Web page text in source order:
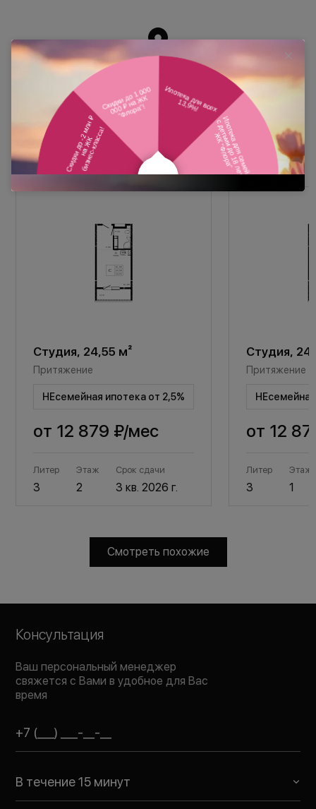
Похожие планировки
Студия, 24,55 м²
Притяжение
НЕсемейная ипотека от 2,5%
от 12 879 ₽/мес
Литер
3
Этаж
2
Срок сдачи
3 кв. 2026 г.
Студия,
Притяжение
от 12
Литер
3
Этаж
1
Смотреть похожие
Консультация
Ваш персональный менеджер
свяжется с Вами в удобное для Вас
время
В течение 15 минут